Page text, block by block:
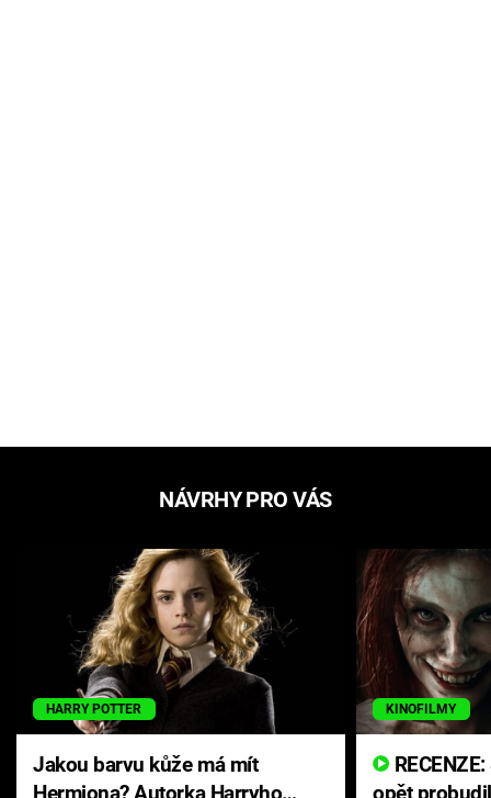
NÁVRHY PRO VÁS
HARRY POTTER
Jakou barvu kůže má mít
KINOFILMY